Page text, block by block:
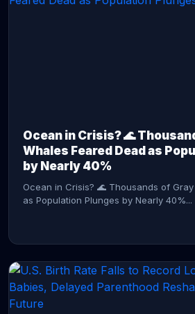
Ocean in Crisis? 🌊
Whales Feared Dead as
by Nearly 40%
Ocean in Crisis? 🌊 Thousands of
as Population Plunges by Nearly 40%...